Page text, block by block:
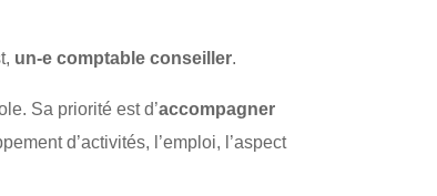
un-e comptable conseiller.
Sa priorité est d’accompagner
d’activités, l’emploi, l’aspect